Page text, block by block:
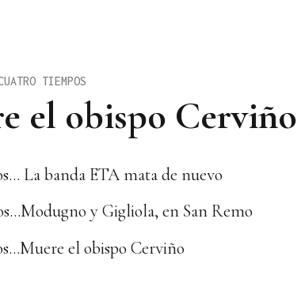
el obispo Cerviño
TIEMPOS
La banda ETA mata de nuevo
y Gigliola, en San Remo
el obispo Cerviño